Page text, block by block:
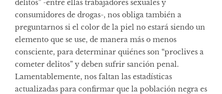
delitos” -entre ellas trabajadores sexuales y
consumidores de drogas-, nos obliga también a
preguntarnos si el color de la piel no estará siendo un
elemento que se use, de manera más o menos
consciente, para determinar quiénes son “proclives a
cometer delitos” y deben sufrir sanción penal.
Lamentablemente, nos faltan las estadísticas
actualizadas para confirmar que la población negra es